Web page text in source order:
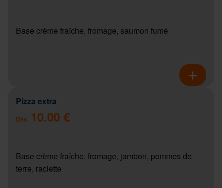
Base crème fraîche, fromage, saumon fumé
Pizza extra
Dès 10.00 €
Base crème fraîche, fromage, jambon, pommes de
terre, raclette